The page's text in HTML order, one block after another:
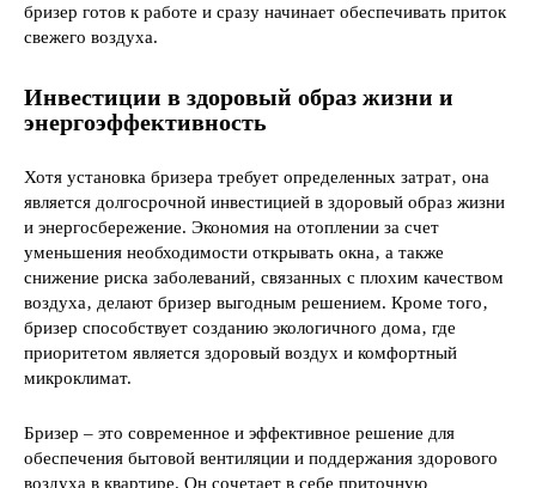
бризер готов к работе и сразу начинает обеспечивать приток
свежего воздуха.
Инвестиции в здоровый образ жизни и
энергоэффективность
Хотя установка бризера требует определенных затрат‚ она
является долгосрочной инвестицией в здоровый образ жизни
и энергосбережение. Экономия на отоплении за счет
уменьшения необходимости открывать окна‚ а также
снижение риска заболеваний‚ связанных с плохим качеством
воздуха‚ делают бризер выгодным решением. Кроме того‚
бризер способствует созданию экологичного дома‚ где
приоритетом является здоровый воздух и комфортный
микроклимат.
Бризер – это современное и эффективное решение для
обеспечения бытовой вентиляции и поддержания здорового
воздуха в квартире. Он сочетает в себе приточную